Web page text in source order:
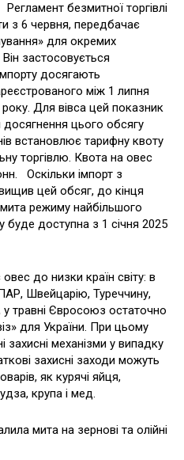
безмитної торгівлі
з 6 червня, передбачає
для окремих
застосовується
досягають
між 1 липня
Для вівса цей показник
цього обсягу
встановлює тарифну квоту
торгівлю. Квота на овес
Оскільки імпорт з
цей обсяг, до кінця
режиму найбільшого
буде доступна з 1 січня 2025
до низки країн світу: в
Швейцарію, Туреччину,
травні Євросоюз остаточно
для України. При цьому
захисні механізми у випадку
захисні заходи можуть
як курячі яйця,
крупа і мед.
мита на зернові та олійні